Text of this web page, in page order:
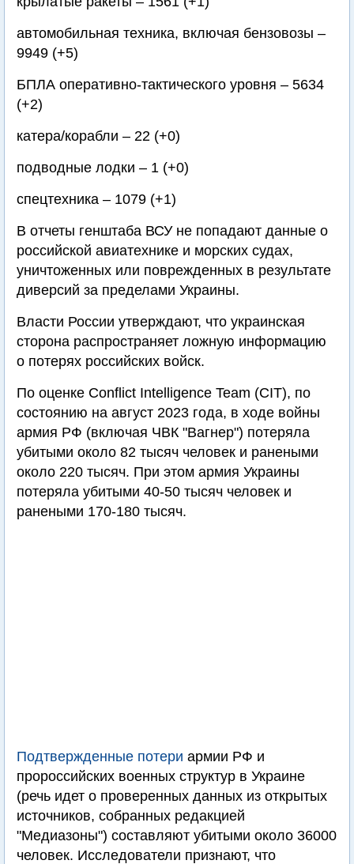
автомобильная техника, включая бензовозы –
9949 (+5)
БПЛА оперативно-тактического уровня – 5634
(+2)
катера/корабли – 22 (+0)
подводные лодки – 1 (+0)
спецтехника – 1079 (+1)
В отчеты генштаба ВСУ не попадают данные о
российской авиатехнике и морских судах,
уничтоженных или поврежденных в результате
диверсий за пределами Украины.
Власти России утверждают, что украинская
сторона распространяет ложную информацию
о потерях российских войск.
По оценке Conflict Intelligence Team (CIT), по
состоянию на август 2023 года, в ходе войны
армия РФ (включая ЧВК "Вагнер") потеряла
убитыми около 82 тысяч человек и ранеными
около 220 тысяч. При этом армия Украины
потеряла убитыми 40-50 тысяч человек и
ранеными 170-180 тысяч.
Подтвержденные потери армии РФ и
пророссийских военных структур в Украине
(речь идет о проверенных данных из открытых
источников, собранных редакцией
"Медиазоны") составляют убитыми около 36000
человек. Исследователи признают, что